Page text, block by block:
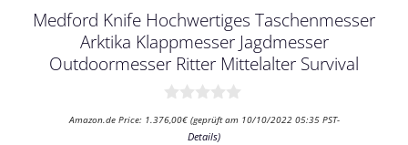
Medford Knife Hochwertiges Taschenmesser
Arktika Klappmesser Jagdmesser
Outdoormesser Ritter Mittelalter Survival
0
v
Amazon.de Price: 1.376,00€(geprüft am 10/10/2022 05:35 PST-
Details)